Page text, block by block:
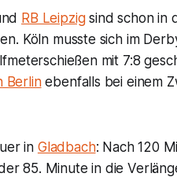
RB Leipzigsind schon in
Köln musste sich im
mit 7:8
Berlinebenfalls bei einem
in Gladbach: Nach 120
85. Minute in die